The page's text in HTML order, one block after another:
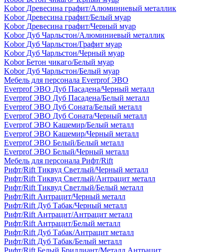
Kobor Древесина графит/Алюминиевый металлик
Kobor Древесина графит/Белый муар
Kobor Древесина графит/Черный муар
Kobor Дуб Чарльстон/Алюминиевый металлик
Kobor Дуб Чарльстон/Графит муар
Kobor Дуб Чарльстон/Черный муар
Kobor Бетон чикаго/Белый муар
Kobor Дуб Чарльстон/Белый муар
Мебель для персонала Everprof ЭВО
Everprof ЭВО Дуб Пасадена/Черный металл
Everprof ЭВО Дуб Пасадена/Белый металл
Everprof ЭВО Дуб Соната/Белый металл
Everprof ЭВО Дуб Соната/Черный металл
Everprof ЭВО Кашемир/Белый металл
Everprof ЭВО Кашемир/Черный металл
Everprof ЭВО Белый/Белый металл
Everprof ЭВО Белый/Черный металл
Мебель для персонала Рифт/Rift
Рифт/Rift Тиквуд Светлый/Черный металл
Рифт/Rift Тиквуд Светлый/Антрацит металл
Рифт/Rift Тиквуд Светлый/Белый металл
Рифт/Rift Антрацит/Черный металл
Рифт/Rift Дуб Табак/Черный металл
Рифт/Rift Антрацит/Антрацит металл
Рифт/Rift Антрацит/Белый металл
Рифт/Rift Дуб Табак/Антрацит металл
Рифт/Rift Дуб Табак/Белый металл
Рифт/Rift Белый Бриллиант/Металл Антрацит